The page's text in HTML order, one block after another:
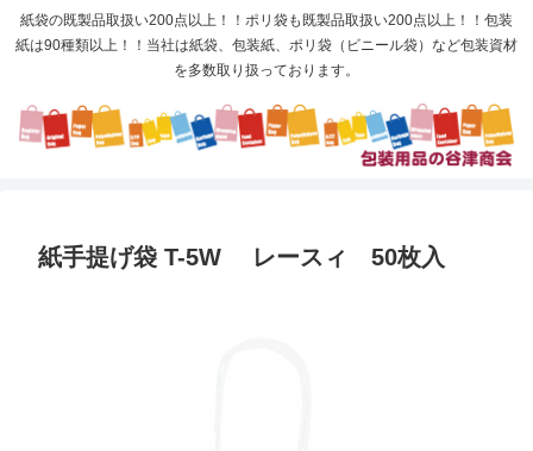
紙袋の既製品取扱い200点以上！！ポリ袋も既製品取扱い200点以上！！包装
紙は90種類以上！！当社は紙袋、包装紙、ポリ袋（ビニール袋）など包装資材
を多数取り扱っております。
紙手提げ袋 T-5W レースィ 50枚入